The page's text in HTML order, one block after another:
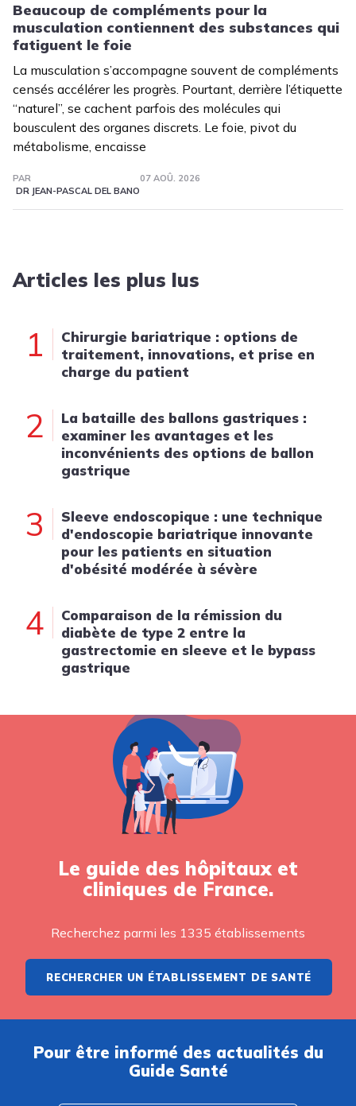
Beaucoup de compléments pour la
musculation contiennent des substances qui
fatiguent le foie
La musculation s’accompagne souvent de compléments
censés accélérer les progrès. Pourtant, derrière l’étiquette
“naturel”, se cachent parfois des molécules qui
bousculent des organes discrets. Le foie, pivot du
métabolisme, encaisse
PAR
DR JEAN-PASCAL DEL BANO
07 AOÛ. 2026
Articles les plus lus
1
Chirurgie bariatrique : options de
traitement, innovations, et prise en
charge du patient
2
La bataille des ballons gastriques :
examiner les avantages et les
inconvénients des options de ballon
gastrique
3
Sleeve endoscopique : une technique
d'endoscopie bariatrique innovante
pour les patients en situation
d'obésité modérée à sévère
4
Comparaison de la rémission du
diabète de type 2 entre la
gastrectomie en sleeve et le bypass
gastrique
Le guide des hôpitaux et
cliniques de France.
Recherchez parmi les 1335 établissements
RECHERCHER UN ÉTABLISSEMENT DE SANTÉ
Pour être informé des actualités du
Guide Santé